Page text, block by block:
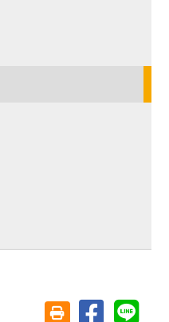
友善列印(另開視窗)
分享至臉書分享